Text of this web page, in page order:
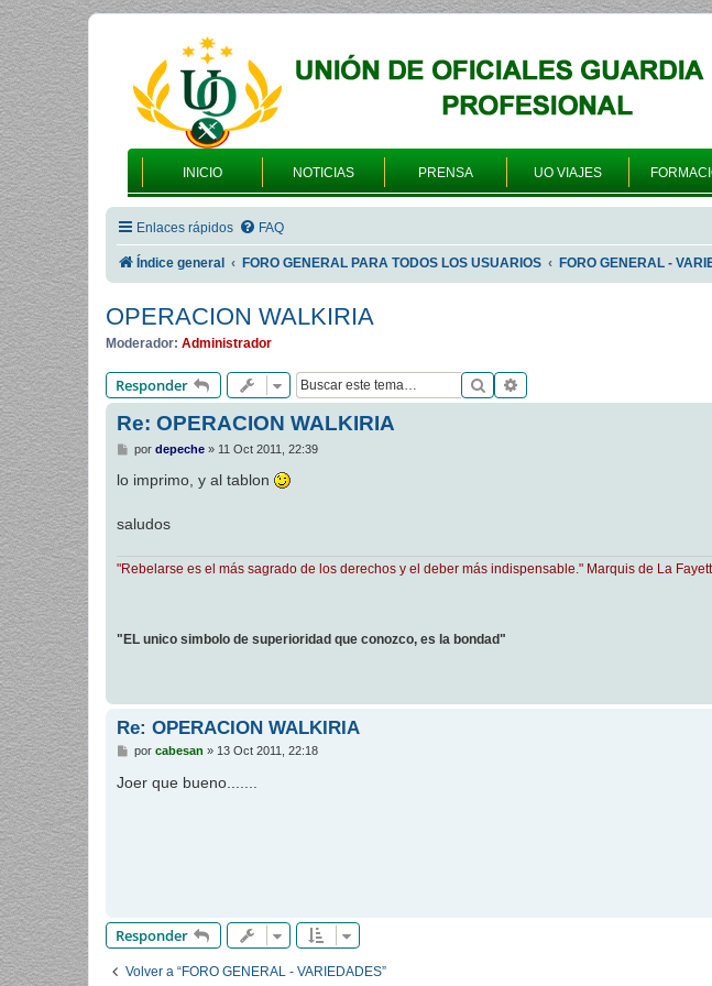
INICIO NOTICIAS PRENSA UO VIAJES
Enlaces rápidos FAQ
Índice general FORO GENERAL PARA TODOS LOS USUARIOS FORO GENERAL -
OPERACION WALKIRIA
Moderador: Administrador
Responder Buscar
Re: OPERACION WALKIRIA
M
n
j
e
por depeche» 11 Oct 2011, 22:39
lo imprimo, y al tablon
saludos
"Rebelarse es el más sagrado de los derechos y el deber más indispensable." Marquis de La
"EL unico simbolo de superioridad que conozco, es la bondad"
Re: OPERACION WALKIRIA
M
n
s
por cabesan » 13 Oct 2011, 22:18
Joer que bueno.......
Responder
Volver a “FORO GENERAL - VARIEDADES”